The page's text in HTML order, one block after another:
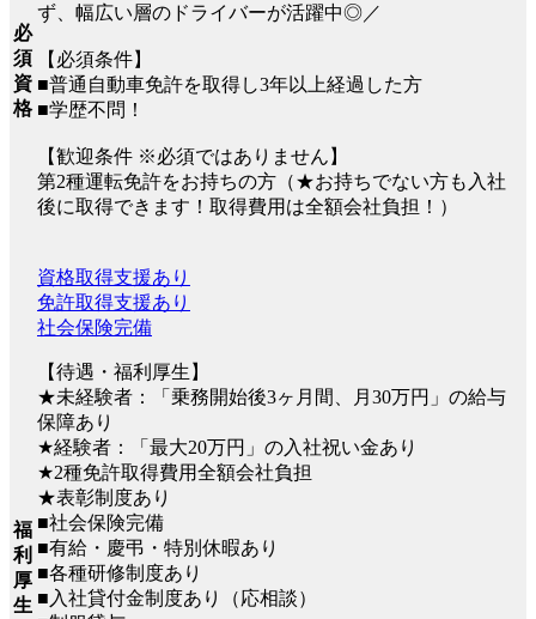
必
須
資
格
ず、幅広い層のドライバーが活躍中◎／
【必須条件】
■普通自動車免許を取得し3年以上経過した方
■学歴不問！
【歓迎条件 ※必須ではありません】
第2種運転免許をお持ちの方（★お持ちでない方も入社
後に取得できます！取得費用は全額会社負担！）
福
利
厚
生
資格取得支援あり
免許取得支援あり
社会保険完備
【待遇・福利厚生】
★未経験者：「乗務開始後3ヶ月間、月30万円」の給与
保障あり
★経験者：「最大20万円」の入社祝い金あり
★2種免許取得費用全額会社負担
★表彰制度あり
■社会保険完備
■有給・慶弔・特別休暇あり
■各種研修制度あり
■入社貸付金制度あり（応相談）